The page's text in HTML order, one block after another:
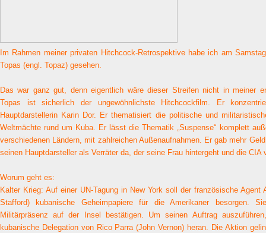
Im Rahmen meiner privaten Hitchcock-Retrospektive habe ich am
Topas (engl. Topaz) gesehen.
Das war ganz gut, denn eigentlich wäre dieser Streifen nicht in meiner
Topas ist sicherlich der ungewöhnlichste Hitchcockfilm. Er
Hauptdarstellerin Karin Dor. Er thematisiert die politische und
Weltmächte rund um Kuba. Er lässt die Thematik „Suspense“ komplett
verschiedenen Ländern, mit zahlreichen Außenaufnahmen. Er gab mehr
seinen Hauptdarsteller als Verräter da, der seine Frau hintergeht und die CIA
Worum geht es:
Kalter Krieg: Auf einer UN-Tagung in New York soll der französische Agent
Stafford) kubanische Geheimpapiere für die Amerikaner besorgen.
Militärpräsenz auf der Insel bestätigen. Um seinen Auftrag
kubanische Delegation von Rico Parra (John Vernon) heran. Die Aktion